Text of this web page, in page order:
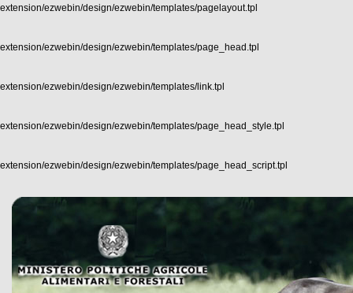
extension/ezwebin/design/ezwebin/templates/pagelayout.tpl
extension/ezwebin/design/ezwebin/templates/page_head.tpl
extension/ezwebin/design/ezwebin/templates/link.tpl
extension/ezwebin/design/ezwebin/templates/page_head_style.tpl
extension/ezwebin/design/ezwebin/templates/page_head_script.tpl